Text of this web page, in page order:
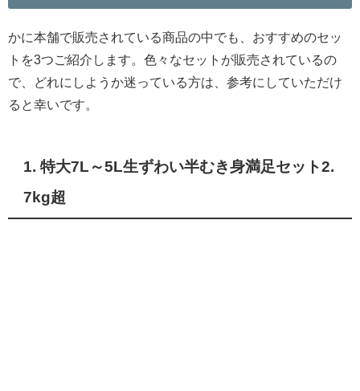
かに本舗で販売されている商品の中でも
、おすすめのセッ
トを3つご紹介します。 色々なセットが販売されているの
で、
どれにしようか迷っている方は、 参考にしていただけ
ると幸いです。
1. 特大7L～5L生ずわい半むき身満足セット2.
7kg超